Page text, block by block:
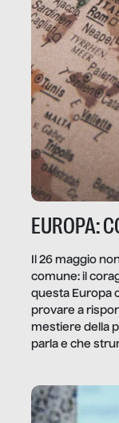
EUROPA:
Il 26 maggio
comune: il
questa Europa
provare a
mestiere della
parla e che